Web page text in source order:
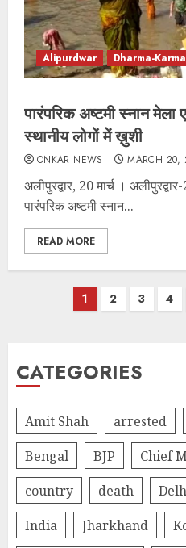
Alipurdwar Dharma-Karma
पारंपरिक अष्टमी स्नान
स्थानीय लोगों में ख़ुशी
ONKAR NEWS MARCH 20,
अलीपुरद्वार, 20 मार्च ।
पारंपरिक अष्टमी स्नान...
READ MORE
1 2 3 4
CATEGORIES
Amit Shah arrested
Bengal
BJP Chief
country
death
India
Jharkhand